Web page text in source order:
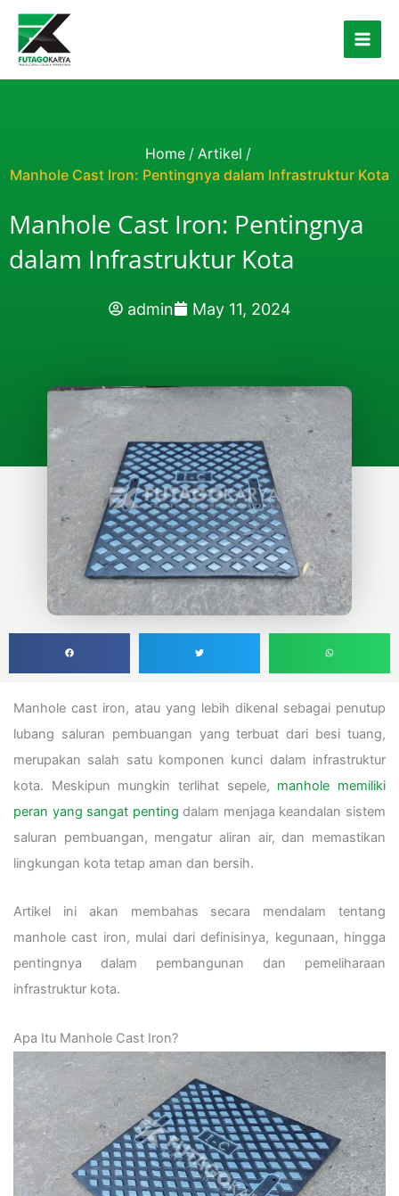
Skip to content
Home / Artikel /
Manhole Cast Iron: Pentingnya dalam Infrastruktur Kota
Manhole Cast Iron: Pentingnya
dalam Infrastruktur Kota
admin May 11, 2024
Manhole cast iron, atau yang lebih dikenal sebagai penutup
lubang saluran pembuangan yang terbuat dari besi tuang,
merupakan salah satu komponen kunci dalam infrastruktur
kota. Meskipun mungkin terlihat sepele, manhole memiliki
peran yang sangat penting dalam menjaga keandalan sistem
saluran pembuangan, mengatur aliran air, dan memastikan
lingkungan kota tetap aman dan bersih.
Artikel ini akan membahas secara mendalam tentang
manhole cast iron, mulai dari definisinya, kegunaan, hingga
pentingnya dalam pembangunan dan pemeliharaan
infrastruktur kota.
Apa Itu Manhole Cast Iron?